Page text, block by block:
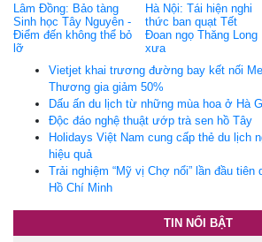
Lâm Đồng: Bảo tàng
Sinh học Tây Nguyên -
Điểm đến không thể bỏ
lỡ
Hà Nội: Tái hiện nghi
thức ban quạt Tết
Đoan ngọ Thăng Long
xưa
Vietjet khai trương đường bay kết nối
Thương gia giảm 50%
Dấu ấn du lịch từ những mùa hoa ở Hà
Độc đáo nghệ thuật ướp trà sen hồ Tây
Holidays Việt Nam cung cấp thẻ du lịch
hiệu quả
Trải nghiệm “Mỹ vị Chợ nổi” lần đầu tiên
Hồ Chí Minh
TIN NỔI BẬT